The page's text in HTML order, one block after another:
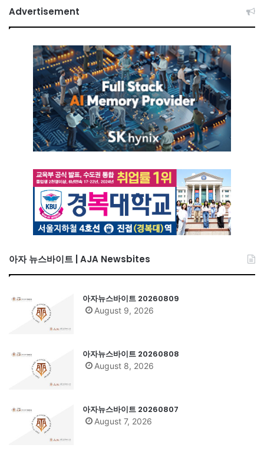
Advertisement
아자 뉴스바이트 | AJA Newsbites
아자뉴스바이트 20260809
August 9, 2026
아자뉴스바이트 20260808
August 8, 2026
아자뉴스바이트 20260807
August 7, 2026